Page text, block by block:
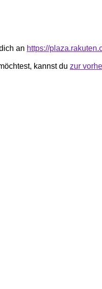
an https://
kannst du zur